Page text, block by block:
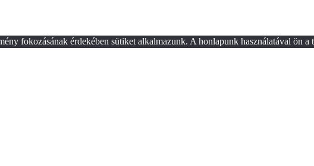
fokozásának érdekében sütiket alkalmazunk. A honlapunk használatával ön a